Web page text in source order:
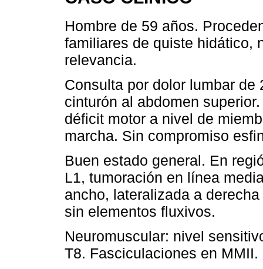
Hombre de 59 años.
familiares de quiste hidático,
relevancia.
Consulta por dolor lumbar
cinturón al abdomen
déficit motor a nivel de
marcha. Sin compromiso
Buen estado general. En
L1, tumoración en línea
ancho, lateralizada a
sin elementos fluxivos.
Neuromuscular: nivel
T8. Fasciculaciones en